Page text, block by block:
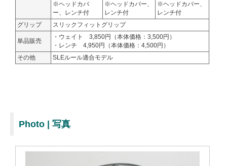
※ヘッドカバ
ー、レンチ付
※ヘッドカバー、
レンチ付
※ヘッドカバー、
レンチ付
グリップ
スリックフィットグリップ
単品販売
・ウェイト 3,850円（本体価格：3,500円）
・レンチ 4,950円（本体価格：4,500円）
その他
SLEルール適合モデル
Photo | 写真